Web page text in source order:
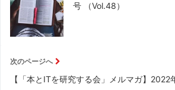
号 （Vol.48）
次のページへ
【「本とITを研究する会」メルマガ】2022